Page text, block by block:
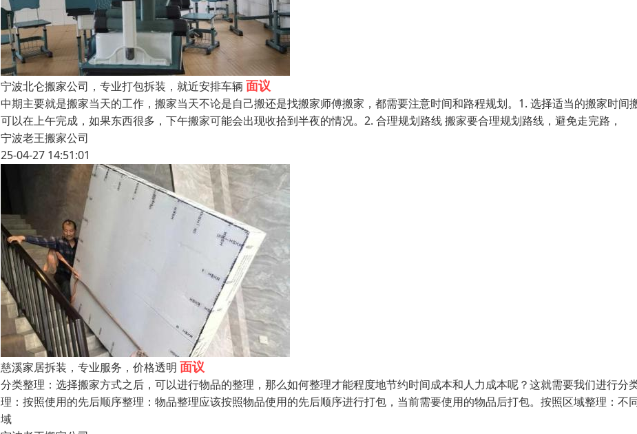
宁波北仑搬家公司，专业打包拆装，就近安排车辆 面议
中期主要就是搬家当天的工作，搬家当天不论是自己搬还是找搬家师傅搬家，都需要注意时间和路程规划。1. 选择适当的搬家时间
可以在上午完成，如果东西很多，下午搬家可能会出现收拾到半夜的情况。2. 合理规划路线 搬家要合理规划路线，避免走完路，
宁波老王搬家公司
25-04-27 14:51:01
慈溪家居拆装，专业服务，价格透明 面议
分类整理：选择搬家方式之后，可以进行物品的整理，那么如何整理才能程度地节约时间成本和人力成本呢？这就需要我们进行分
理：按照使用的先后顺序整理：物品整理应该按照物品使用的先后顺序进行打包，当前需要使用的物品后打包。按照区域整理：不
域